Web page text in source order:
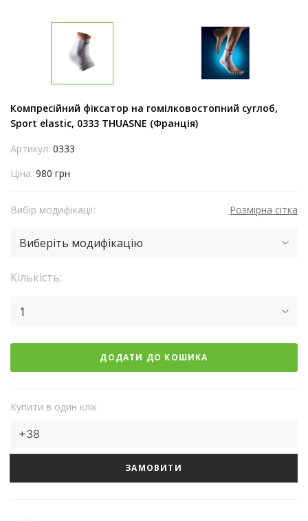
Компресійний фіксатор на гомілковостопний суглоб,
Sport elastic, 0333 THUASNE (Франція)
Артикул: 0333
Ціна: 980 грн
Вибір модифікації: Розмірна сітка
Виберіть модифікацію
Кількість:
1
ДОДАТИ ДО КОШИКА
Купити в один клік
ЗАМОВИТИ